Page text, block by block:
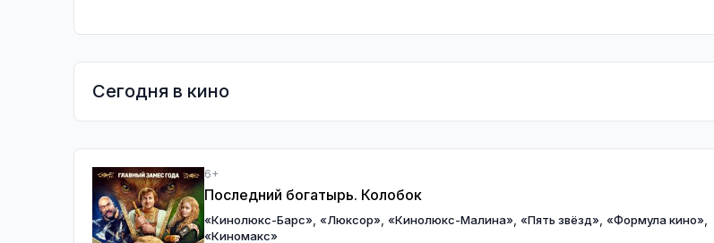
Сегодня в кино
6+
Последний богатырь. Колобок
«Кинолюкс-Барс» «Люксор» «Кинолюкс-Малина» «Пять звёзд» «Формула кино»
«Киномакс»